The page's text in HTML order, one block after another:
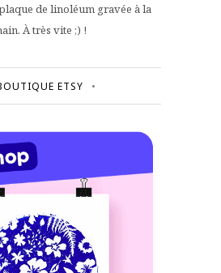
de linoléum gravée à la
À très vite ;) !
ETSY